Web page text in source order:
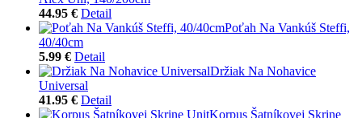
44.95 € Detail
Poťah Na Vankúš Steffi,
40/40cm
5.99 € Detail
Držiak Na Nohavice
Universal
41.95 € Detail
Korpus Šatníkovej Skrine